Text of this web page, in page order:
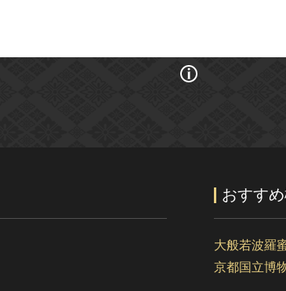
画像の利用条件等に関しては、登録館へお問い合わせ
おすす
大般若波羅
京都国立博